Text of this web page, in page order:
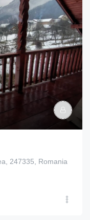
247335, Romania